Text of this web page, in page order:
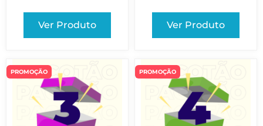
Ver Produto Ver Produto
PROMOÇÃO PROMOÇÃO